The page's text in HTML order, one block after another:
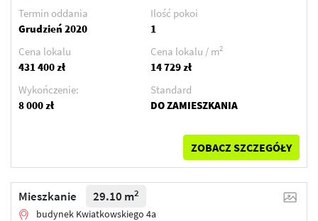
Termin oddania
Grudzień 2020
Ilość pokoi
1
Cena lokalu
431 400 zł
Cena lokalu / m2
14 729 zł
Wykończenie:
8 000 zł
Standard
DO ZAMIESZKANIA
ZOBACZ SZCZEGÓŁY
Mieszkanie 29.10 m2
budynek Kwiatkowskiego 4a